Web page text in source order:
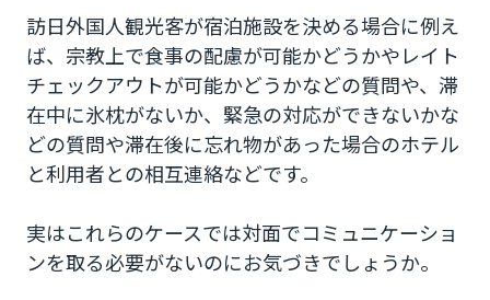
訪日外国人観光客が宿泊施設を決める場合に例え
ば、宗教上で食事の配慮が可能かどうかやレイト
チェックアウトが可能かどうかなどの質問や、滞
在中に氷枕がないか、緊急の対応ができないかな
どの質問や滞在後に忘れ物があった場合のホテル
と利用者との相互連絡などです。
実はこれらのケースでは対面でコミュニケーショ
ンを取る必要がないのにお気づきでしょうか。